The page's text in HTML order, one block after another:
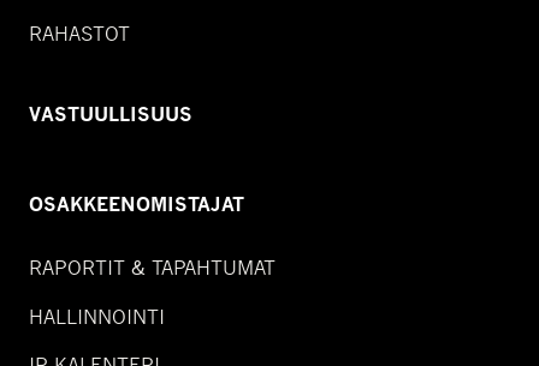
RAHASTOT
VASTUULLISUUS
OSAKKEENOMISTAJAT
RAPORTIT & TAPAHTUMAT
HALLINNOINTI